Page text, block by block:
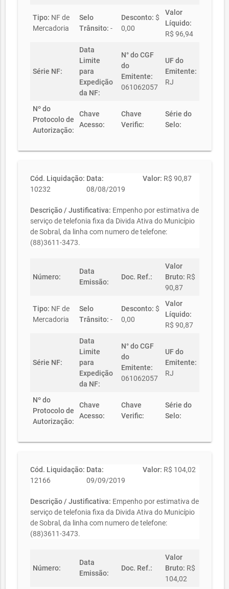
Tipo: NF de
Mercadoria
Selo
Trânsito: -
Desconto: $
0,00
Valor
Líquido:
R$ 96,94
Série NF:
Data
Limite
para
Expedição
da NF:
N° do CGF
do
Emitente:
061062057
UF do
Emitente:
RJ
Nº do
Protocolo de
Autorização:
Chave
Acesso:
Chave
Verific:
Série do
Selo:
Cód. Liquidação:
10232
Data:
08/08/2019
Valor: R$ 90,87
Descrição / Justificativa: Empenho por estimativa de
serviço de telefonia fixa da Divida Ativa do Município
de Sobral, da linha com numero de telefone:
(88)3611-3473.
Número:
Data
Emissão:
Doc. Ref.:
Valor
Bruto: R$
90,87
Tipo: NF de
Mercadoria
Selo
Trânsito: -
Desconto: $
0,00
Valor
Líquido:
R$ 90,87
Série NF:
Data
Limite
para
Expedição
da NF:
N° do CGF
do
Emitente:
061062057
UF do
Emitente:
RJ
Nº do
Protocolo de
Autorização:
Chave
Acesso:
Chave
Verific:
Série do
Selo:
Cód. Liquidação:
12166
Data:
09/09/2019
Valor: R$ 104,02
Descrição / Justificativa: Empenho por estimativa de
serviço de telefonia fixa da Divida Ativa do Município
de Sobral, da linha com numero de telefone:
(88)3611-3473.
Número:
Data
Emissão:
Doc. Ref.:
Valor
Bruto: R$
104,02